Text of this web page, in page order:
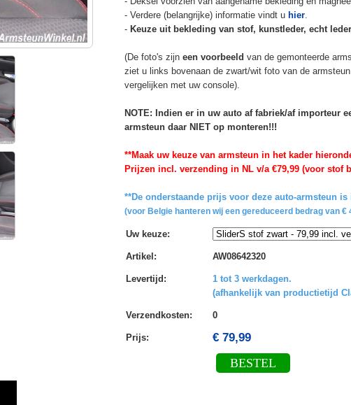
- Verdere (belangrijke) informatie vindt u hier.
- Keuze uit bekleding van stof, kunstleder, echt
(De foto's zijn een voorbeeld van de gemonteerde
ziet u links bovenaan de zwart/wit foto van de
vergelijken met uw console).
NOTE: Indien er in uw auto af fabriek/af importeur
armsteun daar NIET op monteren!!!
**Maak uw keuze van armsteun in het kader
Prijzen incl. verzending in NL v/a €79,99 (voor stof
**De onderstaande prijs voor deze auto-armsteun
(voor Belgie hanteren wij een gereduceerd bedrag van €
Uw keuze:
Artikel : AW08642320
Levertijd :
1 tot 3 werkdagen.
(afhankelijk van productietijd
Verzendkosten: 0
Prijs: € 79,99
BESTEL